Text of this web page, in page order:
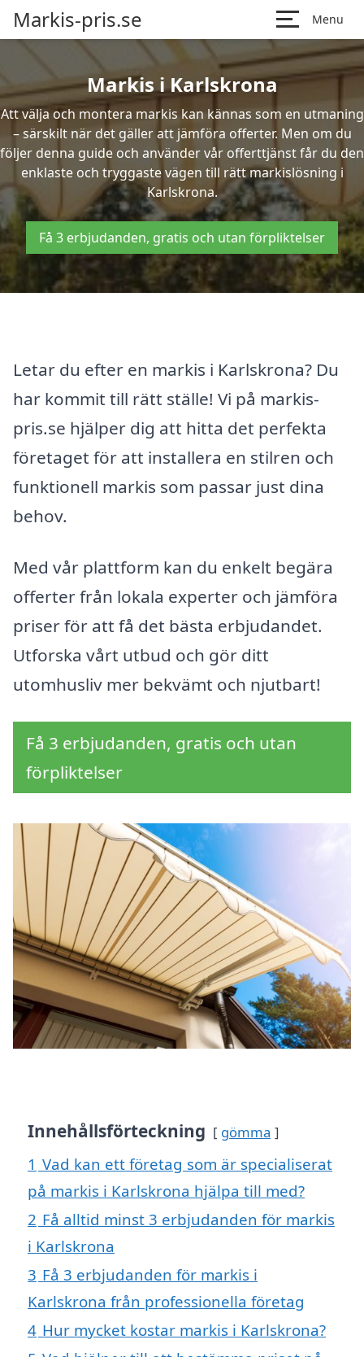
Markis-pris.se Menu
Markis i Karlskrona
Att välja och montera markis kan kännas som en utmaning
– särskilt när det gäller att jämföra offerter. Men om du
följer denna guide och använder vår offerttjänst får du den
enklaste och tryggaste vägen till rätt markislösning i
Karlskrona.
Få 3 erbjudanden, gratis och utan förpliktelser
Letar du efter en markis i Karlskrona? Du
har kommit till rätt ställe! Vi på markis-
pris.se hjälper dig att hitta det perfekta
företaget för att installera en stilren och
funktionell markis som passar just dina
behov.
Med vår plattform kan du enkelt begära
offerter från lokala experter och jämföra
priser för att få det bästa erbjudandet.
Utforska vårt utbud och gör ditt
utomhusliv mer bekvämt och njutbart!
Få 3 erbjudanden, gratis och utan
förpliktelser
Innehållsförteckning gömma
1 Vad kan ett företag som är specialiserat
på markis i Karlskrona hjälpa till med?
2 Få alltid minst 3 erbjudanden för markis
i Karlskrona
3 Få 3 erbjudanden för markis i
Karlskrona från professionella företag
4 Hur mycket kostar markis i Karlskrona?